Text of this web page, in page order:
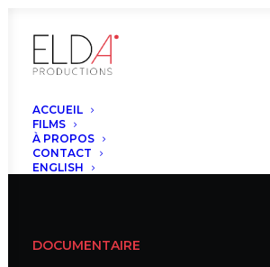
ACCUEIL
FILMS
À PROPOS
CONTACT
ENGLISH
DOCUMENTAIRE